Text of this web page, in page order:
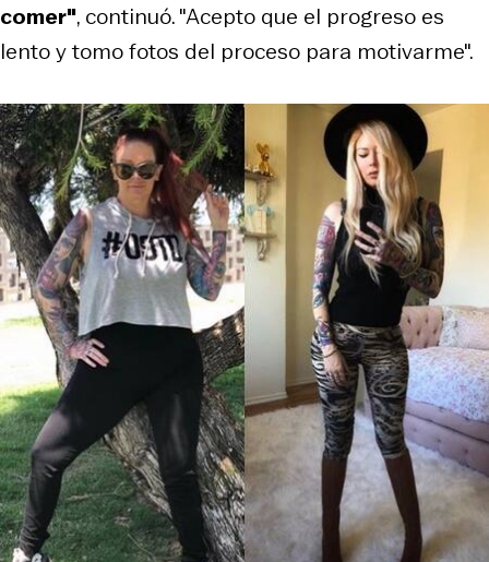
comer", continuó. "Acepto que el progreso es
lento y tomo fotos del proceso para motivarme".